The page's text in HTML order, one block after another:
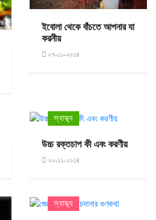
ইবোলা থেকে বাঁচতে আপনার যা
করনীয়
২৭-১১-২০১৪
স্বাস্থ্য
উচ্চ রক্তচাপ কী এবং করণীয়
২০-১১-২০১৪
স্বাস্থ্য